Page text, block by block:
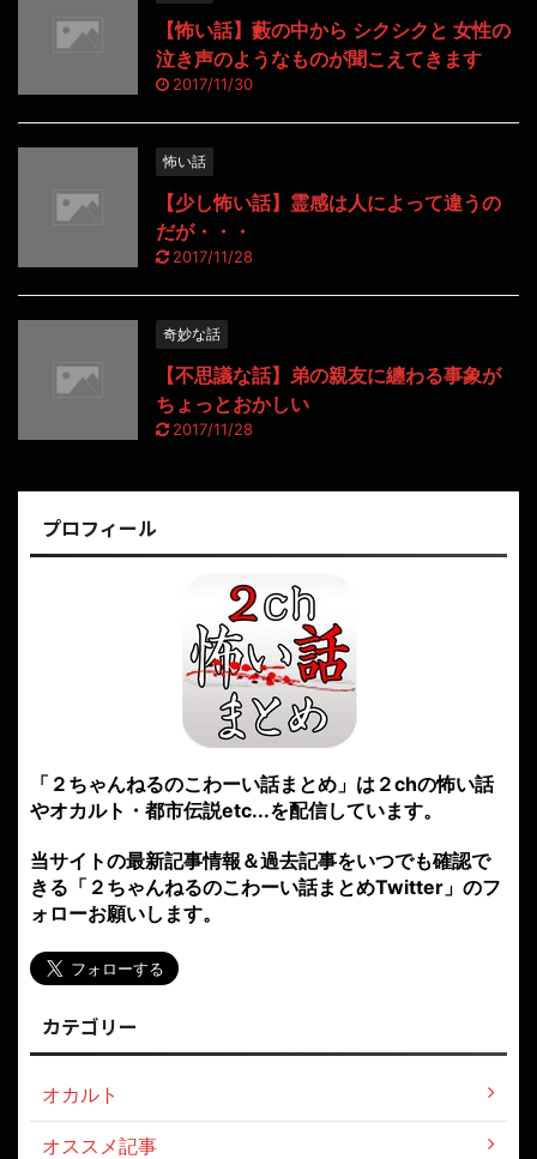
【怖い話】藪の中から シクシクと 女性の
泣き声のようなものが聞こえてきます
2017/11/30
怖い話
【少し怖い話】霊感は人によって違うの
だが・・・
2017/11/28
奇妙な話
【不思議な話】弟の親友に纏わる事象が
ちょっとおかしい
2017/11/28
プロフィール
「２ちゃんねるのこわーい話まとめ」は２chの怖い話
やオカルト・都市伝説etc...を配信しています。
当サイトの最新記事情報＆過去記事をいつでも確認で
きる「２ちゃんねるのこわーい話まとめTwitter」のフ
ォローお願いします。
カテゴリー
オカルト
オススメ記事